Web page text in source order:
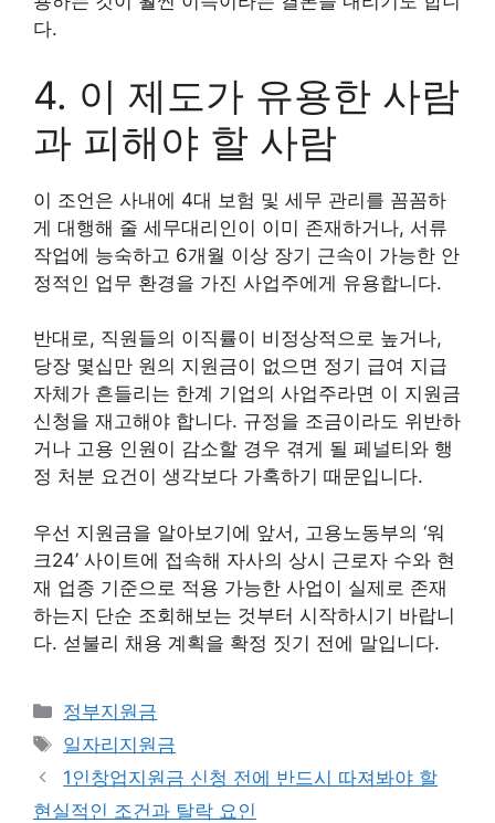
다.
4. 이 제도가 유용한 사람
과 피해야 할 사람
이 조언은 사내에 4대 보험 및 세무 관리를 꼼꼼하
게 대행해 줄 세무대리인이 이미 존재하거나, 서류
작업에 능숙하고 6개월 이상 장기 근속이 가능한 안
정적인 업무 환경을 가진 사업주에게 유용합니다.
반대로, 직원들의 이직률이 비정상적으로 높거나,
당장 몇십만 원의 지원금이 없으면 정기 급여 지급
자체가 흔들리는 한계 기업의 사업주라면 이 지원금
신청을 재고해야 합니다. 규정을 조금이라도 위반하
거나 고용 인원이 감소할 경우 겪게 될 페널티와 행
정 처분 요건이 생각보다 가혹하기 때문입니다.
우선 지원금을 알아보기에 앞서, 고용노동부의 ‘워
크24’ 사이트에 접속해 자사의 상시 근로자 수와 현
재 업종 기준으로 적용 가능한 사업이 실제로 존재
하는지 단순 조회해보는 것부터 시작하시기 바랍니
다. 섣불리 채용 계획을 확정 짓기 전에 말입니다.
카
테
리
정부지원금
태
그
일자리지원금
1인창업지원금 신청 전에 반드시 따져봐야 할
현실적인 조건과 탈락 요인